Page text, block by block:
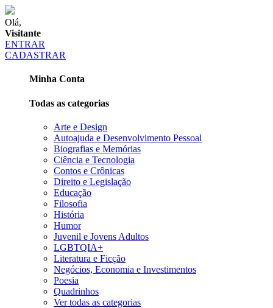
Olá,
Visitante
ENTRAR
CADASTRAR
Minha Conta
Todas as categorias
Arte e Design
Autoajuda e Desenvolvimento Pessoal
Biografias e Memórias
Ciência e Tecnologia
Contos e Crônicas
Direito e Legislação
Educação
Filosofia
História
Humor
Juvenil e Jovens Adultos
LGBTQIA+
Literatura e Ficção
Negócios, Economia e Investimentos
Poesia
Quadrinhos
Ver todas as categorias